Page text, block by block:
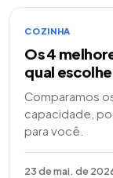
COZINHA
Os 4
qual
Comparamos
capacidade,
para você.
23 de mai. de